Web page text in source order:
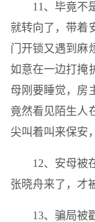
11、毕竟不
就转向了，带着
门开锁又遇到麻
如意在一边打掩
母刚要睡觉，房
竟然看见陌生人
尖叫着叫来保安
12、安母被
张晓舟来了，才
13、骗局被